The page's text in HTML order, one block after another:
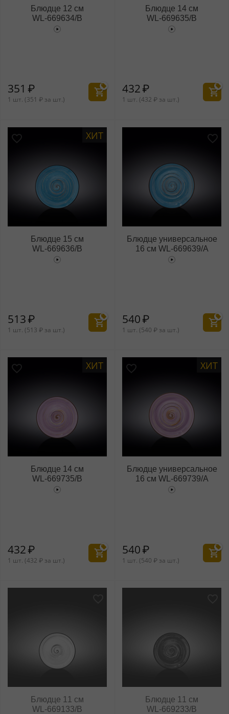
Блюдце 12 см
WL‑669634/B
351 ₽
1 шт. (351 ₽ за шт.)
Блюдце 14 см
WL‑669635/B
432₽
1 шт. (432 ₽ за шт.)
ХИТ
Блюдце 15 см
WL‑669636/B
513₽
1 шт. (513 ₽ за шт.)
Блюдце универсальное
16 см WL‑669639/A
540₽
1 шт. (540 ₽ за шт.)
ХИТ
Блюдце 14 см
WL‑669735/B
432₽
1 шт. (432 ₽ за шт.)
ХИТ
Блюдце универсальное
16 см WL‑669739/A
540₽
1 шт. (540 ₽ за шт.)
Блюдце 11 см
WL‑669133/B
Блюдце 11 см
WL‑669233/B